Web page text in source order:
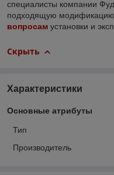
специалисты компании
подходящую
вопросам установки и
Скрыть
Характеристики
Основные атрибуты
Тип
Производитель